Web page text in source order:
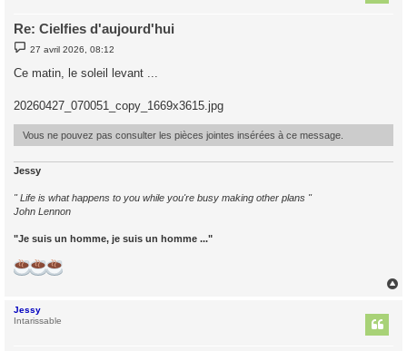
Re: Cielfies d'aujourd'hui
M
e
s
g
e
27 avril 2026, 08:12
Ce matin, le soleil levant ...
20260427_070051_copy_1669x3615.jpg
Vous ne pouvez pas consulter les pièces jointes insérées à ce message.
Jessy
" Life is what happens to you while you're busy making other plans "
John Lennon
"Je suis un homme, je suis un homme ..."
Jessy
Intarissable